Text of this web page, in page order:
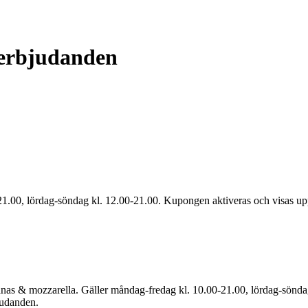
lördag-söndag kl. 12.00-21.00. Kupongen aktiveras och visas
& mozzarella. Gäller måndag-fredag kl. 10.00-21.00, lördag-